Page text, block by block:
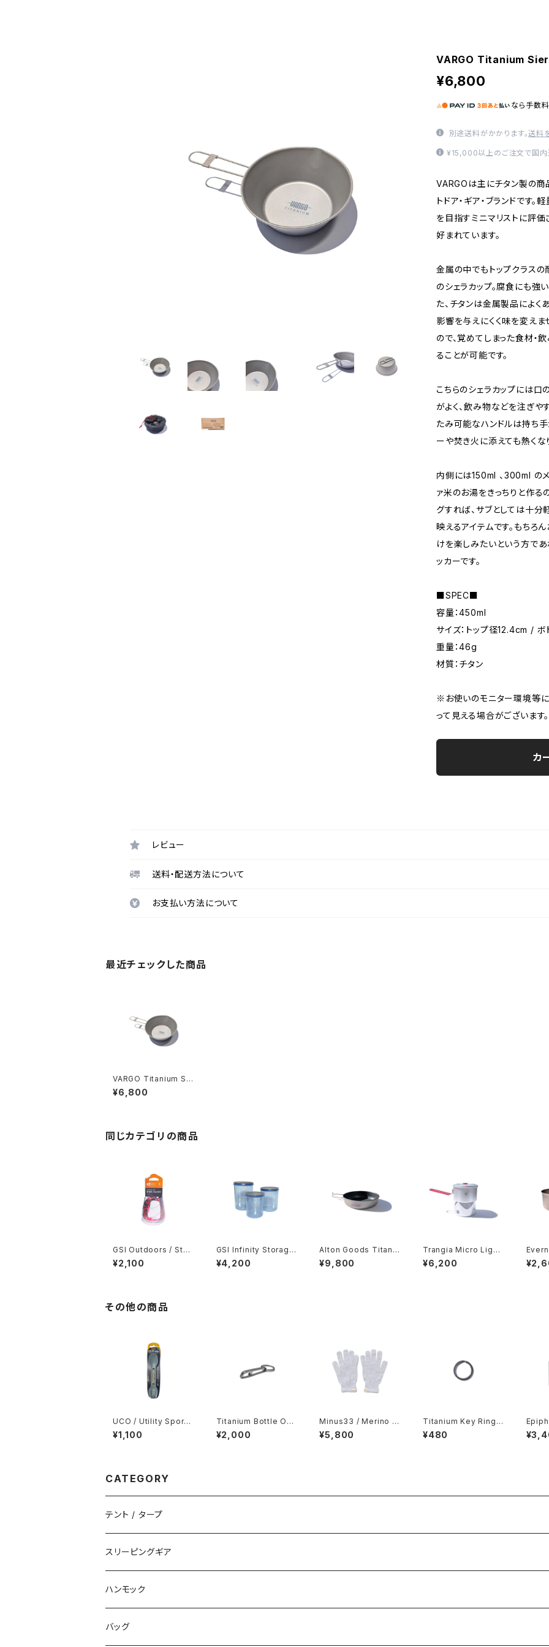
VARGO Titanium
¥6,800
なら 手数
別途送料がかかります。送料
¥15,000以上のご注文で国内
VARGOは主にチタン製の商
トドア・ギア・ブランドです
を目指すミニマリストに評価
好まれています。
金属の中でもトップクラス
のシェラカップ。腐食にも強
た、チタンは金属製品によ
影響を与えにくく味を変え
ので、覚めてしまった食材・
ることが可能です。
こちらのシェラカップには
がよく、飲み物などを注ぎや
たみ可能なハンドルは持ち手
ーや焚き火に添えても熱くな
内側には150ml 、300ml の
ァ米のお湯をきっちりと作る
グすれば、サブとしては十分
映えるアイテムです。もちろ
けを楽しみたいという方で
ッカーです。
■SPEC■
容量：450ml
サイズ：トップ径12.4cm /
重量：46g
材質：チタン
※お使いのモニター環境等
って見える場合がございます
カ
レビュー
送料・配送方法について
お支払い方法について
最近チェックした商品
VARGO Titanium Sie
rra Cup 450㎖
¥6,800
同じカテゴリの商品
GSI Outdoors / Ste
mless Wine Glass
¥2,100
GSI Infinity Storage
Set
¥4,200
Alton Goods Titaniu
m Frying Pan - Cera
mic Coated
¥9,800
Trangia Micro Light
-Sweden Limited C
olor-
¥6,200
p
その他の商品
UCO / Utility Spork
3-in-1
¥1,100
Titanium Bottle Op
ener Keychain
¥2,000
Minus33 / Merino W
ool Glove
¥5,800
Titanium Key Ring -
25mm-
¥480
ear /
s
CATEGORY
テント / タープ
タープ / シェルター
ペグ / ステークス
アクセサリー
スリーピングギア
シュラフ / キルト
ビビィ
ハンモック
ハンモック
バッグ